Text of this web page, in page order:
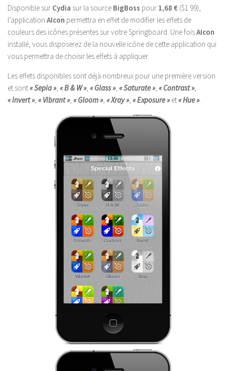
Disponible sur Cydia sur la source BigBoss pour 1,68 € ($1.99),
l’application AIcon permettra en effet de modifier les effets de
couleurs des icônes présentes sur votre Springboard. Une foisAIcon
installé, vous disposerez de la nouvelle icône de cette application qui
vous permettra de choisir les effets à appliquer.
Les effets disponibles sont déjà nombreux pour une première version
et sont« Sepia », « B & W », « Glass », « Saturate », « Contrast »,
« Invert », « Vibrant », « Gloom », « Xray », « Exposure »et« Hue ».